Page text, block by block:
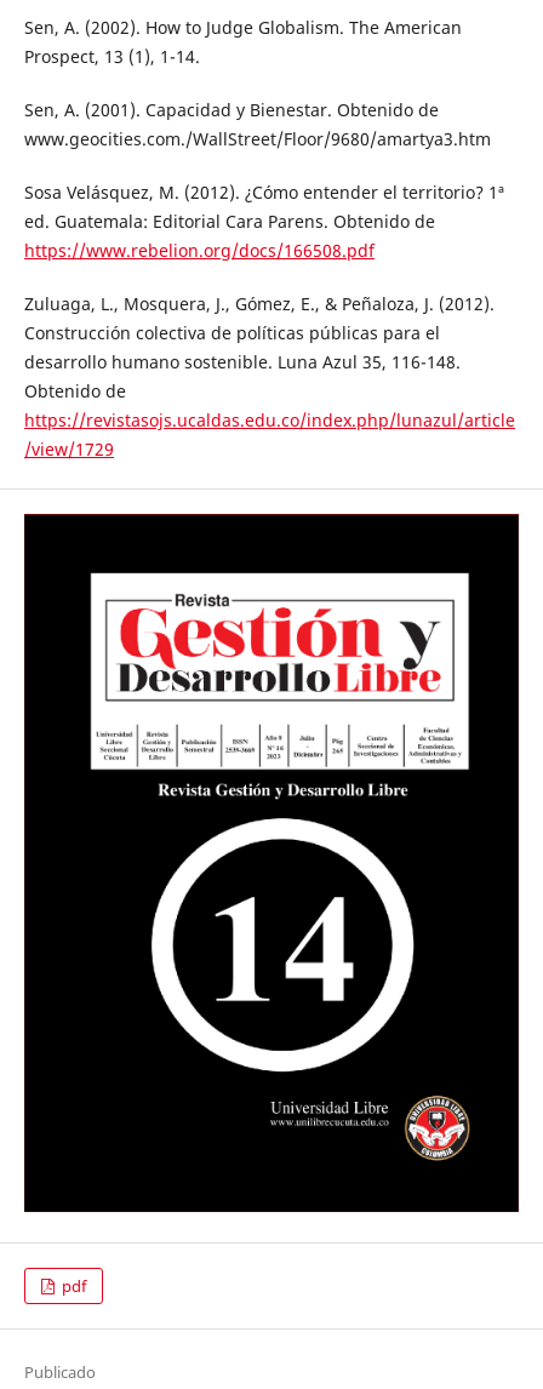
Sen, A. (2002). How to Judge Globalism. The American
Prospect, 13 (1), 1-14.
Sen, A. (2001). Capacidad y Bienestar. Obtenido de
www.geocities.com./WallStreet/Floor/9680/amartya3.htm
Sosa Velásquez, M. (2012). ¿Cómo entender el territorio? 1ª
ed. Guatemala: Editorial Cara Parens. Obtenido de
https://www.rebelion.org/docs/166508.pdf
Zuluaga, L., Mosquera, J., Gómez, E., & Peñaloza, J. (2012).
Construcción colectiva de políticas públicas para el
desarrollo humano sostenible. Luna Azul 35, 116-148.
Obtenido de
https://revistasojs.ucaldas.edu.co/index.php/lunazul/article
/view/1729
pdf
Publicado